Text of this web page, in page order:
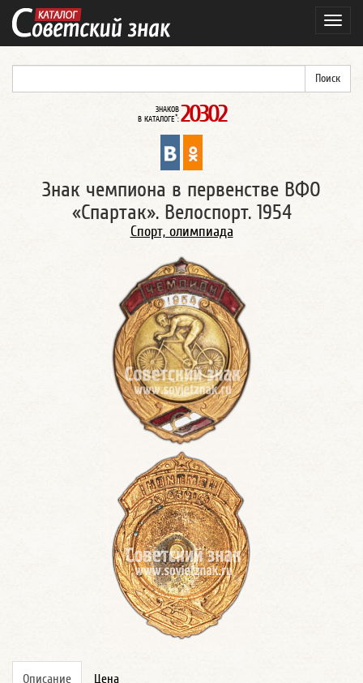
ЗНАКОВ
В КАТАЛОГЕ*: 20302
Знак чемпиона в первенстве ВФО
«Спартак». Велоспорт. 1954
Спорт, олимпиада
Описание Цена